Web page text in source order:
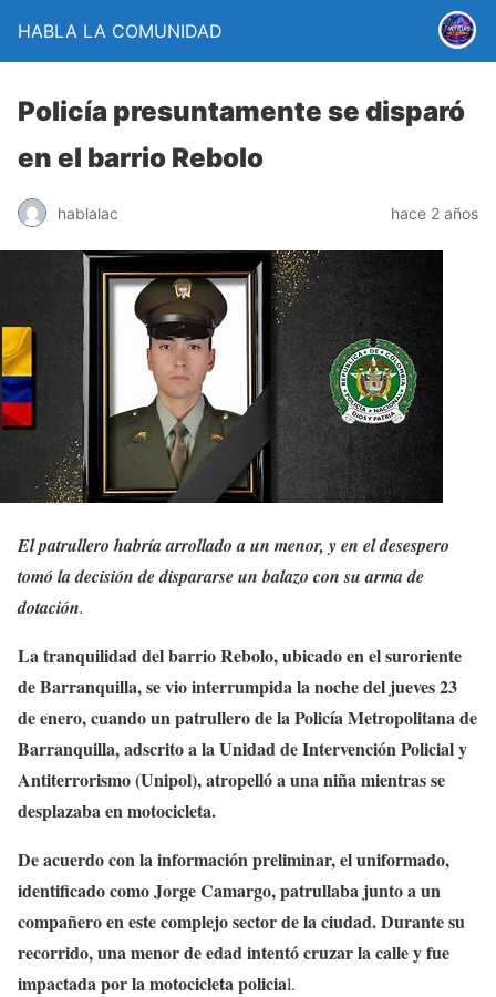
HABLA LA COMUNIDAD
Policía presuntamente se disparó
en el barrio Rebolo
hablalac hace 2 años
El patrullero habría arrollado a un menor, y en el desespero
tomó la decisión de dispararse un balazo con su arma de
dotación.
La tranquilidad del barrio Rebolo, ubicado en el suroriente
de Barranquilla, se vio interrumpida la noche del jueves 23
de enero, cuando un patrullero de la Policía Metropolitana de
Barranquilla, adscrito a la Unidad de Intervención Policial y
Antiterrorismo (Unipol), atropelló a una niña mientras se
desplazaba en motocicleta.
De acuerdo con la información preliminar, el uniformado,
identificado como Jorge Camargo, patrullaba junto a un
compañero en este complejo sector de la ciudad. Durante su
recorrido, una menor de edad intentó cruzar la calle y fue
impactada por la motocicleta policial.